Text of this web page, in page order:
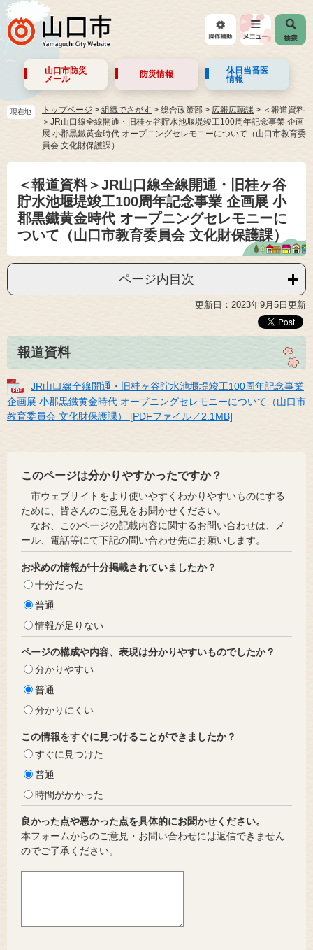
山口市防災
メール
防災情報
休日当番医
情報
現在地 トップページ > 組織でさがす > 総合政策部 > 広報広聴課 > ＜報道資料
＞JR山口線全線開通・旧桂ヶ谷貯水池堰堤竣工100周年記念事業 企画
展 小郡黒鐵黄金時代 オープニングセレモニーについて（山口市教育委
員会 文化財保護課）
＜報道資料＞JR山口線全線開通・旧桂ヶ谷
貯水池堰堤竣工100周年記念事業 企画展 小
郡黒鐵黄金時代 オープニングセレモニーに
ついて（山口市教育委員会 文化財保護課）
ページ内目次
更新日：2023年9月5日更新
報道資料
JR山口線全線開通・旧桂ヶ谷貯水池堰堤竣工100周年記念事業
企画展 小郡黒鐵黄金時代 オープニングセレモニーについて（山口市
教育委員会 文化財保護課） [PDFファイル／2.1MB]
このページは分かりやすかったですか？
市ウェブサイトをより使いやすくわかりやすいものにする
ために、皆さんのご意見をお聞かせください。
なお、このページの記載内容に関するお問い合わせは、メ
ール、電話等にて下記の問い合わせ先にお願いします。
お求めの情報が十分掲載されていましたか？
十分だった
普通
情報が足りない
ページの構成や内容、表現は分かりやすいものでしたか？
分かりやすい
普通
分かりにくい
この情報をすぐに見つけることができましたか？
すぐに見つけた
普通
時間がかかった
良かった点や悪かった点を具体的にお聞かせください。
本フォームからのご意見・お問い合わせには返信できません
のでご了承ください。